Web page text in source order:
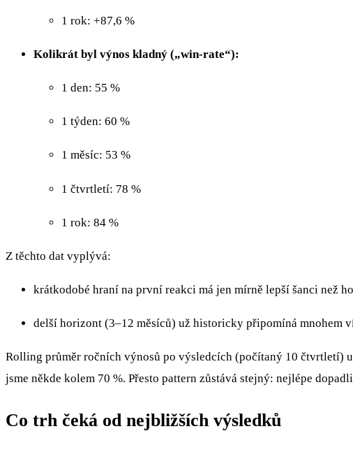
1 rok: +87,6 %
Kolikrát byl výnos kladný („win‑rate“):
1 den: 55 %
1 týden: 60 %
1 měsíc: 53 %
1 čtvrtletí: 78 %
1 rok: 84 %
Z těchto dat vyplývá:
krátkodobé hraní na první reakci má jen mírně lepší šanci než
delší horizont (3–12 měsíců) už historicky připomíná mnohem
Rolling průměr ročních výnosů po výsledcích (počítaný 10 čtvrtletí)
jsme někde kolem 70 %. Přesto pattern zůstává stejný: nejlépe
Co trh čeká od nejbližších výsledků